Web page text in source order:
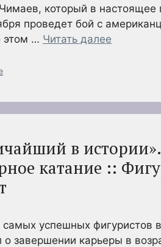
который в
проведет бой с
этом … Читать далее
в
катание ::
самых успешных фигуристов
о завершении карьеры в